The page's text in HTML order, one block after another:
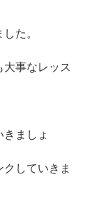
た。
大事なレッス
ましょ
していきま